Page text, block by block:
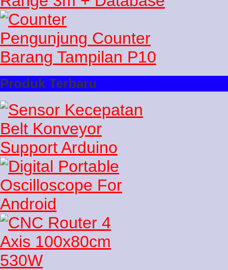
Produk Terbaru